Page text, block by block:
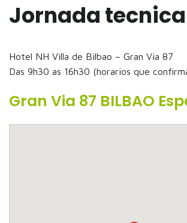
Jornada tecnica
Hotel NH Villa de Bilbao – Gran Via 87
Das 9h30 as 16h30 (horarios que
Gran Via 87 BILBAO